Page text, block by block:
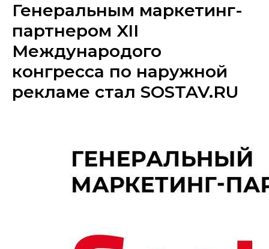
Генеральным маркетинг-
партнером XII
Международого
конгресса по наружной
рекламе стал SOSTAV.RU